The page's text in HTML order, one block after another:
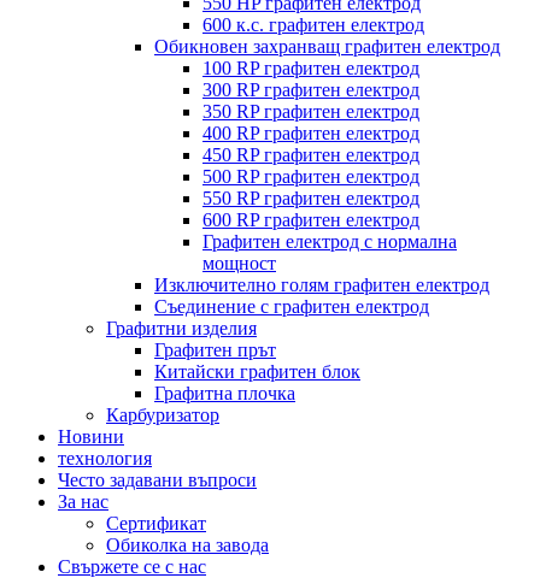
600 к.с. графитен електрод
Обикновен захранващ графитен електрод
100 RP графитен електрод
300 RP графитен електрод
350 RP графитен електрод
400 RP графитен електрод
450 RP графитен електрод
500 RP графитен електрод
550 RP графитен електрод
600 RP графитен електрод
Графитен електрод с нормална
мощност
Изключително голям графитен електрод
Съединение с графитен електрод
Графитни изделия
Графитен прът
Китайски графитен блок
Графитна плочка
Карбуризатор
Новини
технология
Често задавани въпроси
За нас
Сертификат
Обиколка на завода
Свържете се с нас